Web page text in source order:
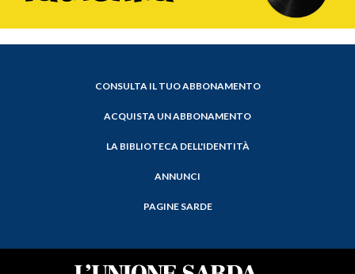
CONSULTA IL TUO ABBONAMENTO
ACQUISTA UN ABBONAMENTO
LA BIBLIOTECA DELL'IDENTITÀ
ANNUNCI
PAGINE SARDE